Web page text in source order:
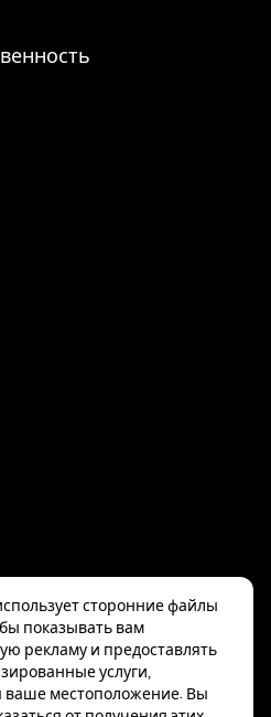
сторонние файлы
показывать вам
рекламу и предоставлять
услуги,
ваше местоположение. Вы